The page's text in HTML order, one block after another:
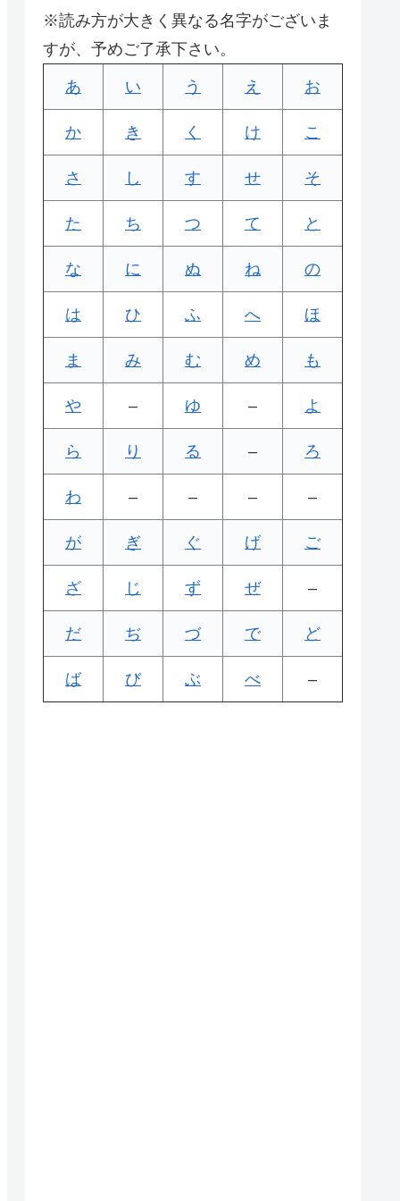
※読み方が大きく異なる名字がございま
すが、予めご了承下さい。
あ い う え お
か き く け こ
さ し す せ そ
た ち つ て と
な に ぬ ね の
は ひ ふ へ ほ
ま み む め も
や – ゆ – よ
ら り る – ろ
わ – – – –
が ぎ ぐ げ ご
ざ じ ず ぜ –
だ ぢ づ で ど
ば び ぶ べ –